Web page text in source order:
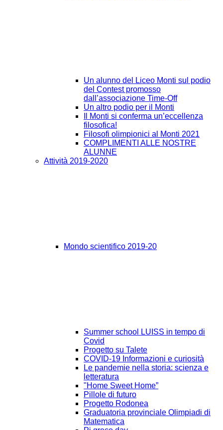
Un alunno del Liceo Monti sul podio
del Contest promosso
dall’associazione Time-Off
Un altro podio per il Monti
Il Monti si conferma un’eccellenza
filosofica!
Filosofi olimpionici al Monti 2021
COMPLIMENTI ALLE NOSTRE
ALUNNE
Attività 2019-2020
Mondo scientifico 2019-20
Summer school LUISS in tempo di
Covid
Progetto su Talete
COVID-19 Informazioni e curiosità
Le pandemie nella storia: scienza e
letteratura
"Home Sweet Home”
Pillole di futuro
Progetto Rodonea
Graduatoria provinciale Olimpiadi di
Matematica